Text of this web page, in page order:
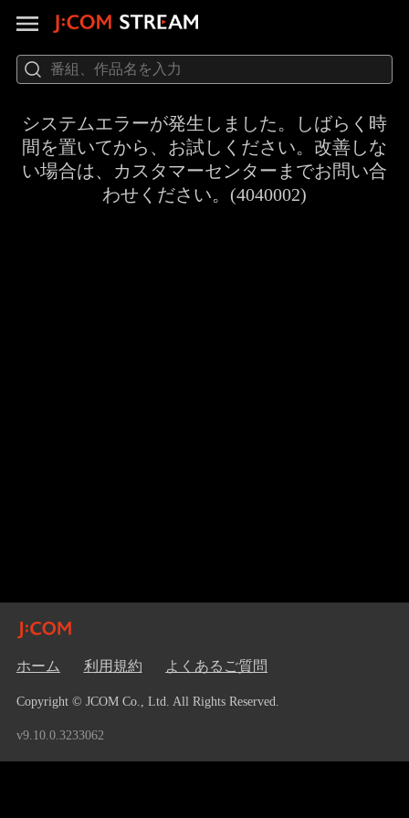
システムエラーが発生しました。しばらく時
間を置いてから、お試しください。改善しな
い場合は、カスタマーセンターまでお問い合
わせください。(4040002)
ホーム 利用規約 よくあるご質問
Copyright © JCOM Co., Ltd. All Rights Reserved.
v9.10.0.3233062